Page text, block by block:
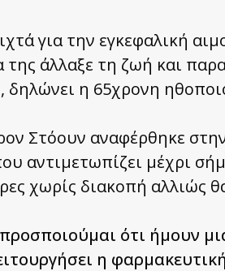
για την εγκεφαλική
άλλαξε τη ζωή και
δηλώνει η 65χρονη
Στόουν αναφέρθηκε
αντιμετωπίζει μέχρι
χωρίς διακοπή αλλιώς
ότι ήμουν
η